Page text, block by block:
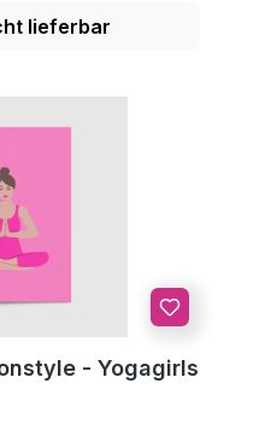
lieferbar
- Yogagirls